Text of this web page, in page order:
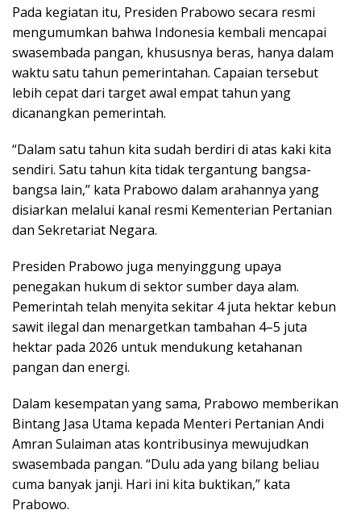
Pada kegiatan itu, Presiden Prabowo secara resmi
mengumumkan bahwa Indonesia kembali mencapai
swasembada pangan, khususnya beras, hanya dalam
waktu satu tahun pemerintahan. Capaian tersebut
lebih cepat dari target awal empat tahun yang
dicanangkan pemerintah.
“Dalam satu tahun kita sudah berdiri di atas kaki kita
sendiri. Satu tahun kita tidak tergantung bangsa-
bangsa lain,” kata Prabowo dalam arahannya yang
disiarkan melalui kanal resmi Kementerian Pertanian
dan Sekretariat Negara.
Presiden Prabowo juga menyinggung upaya
penegakan hukum di sektor sumber daya alam.
Pemerintah telah menyita sekitar 4 juta hektar kebun
sawit ilegal dan menargetkan tambahan 4–5 juta
hektar pada 2026 untuk mendukung ketahanan
pangan dan energi.
Dalam kesempatan yang sama, Prabowo memberikan
Bintang Jasa Utama kepada Menteri Pertanian Andi
Amran Sulaiman atas kontribusinya mewujudkan
swasembada pangan. “Dulu ada yang bilang beliau
cuma banyak janji. Hari ini kita buktikan,” kata
Prabowo.